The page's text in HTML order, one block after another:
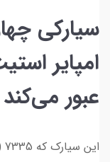
سیارکی
امپایر
عبور می‌کند